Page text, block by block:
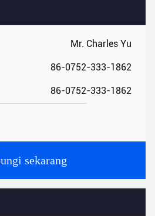
Mr. Charles Yu
86-0752-333-1862
86-0752-333-1862
sekarang